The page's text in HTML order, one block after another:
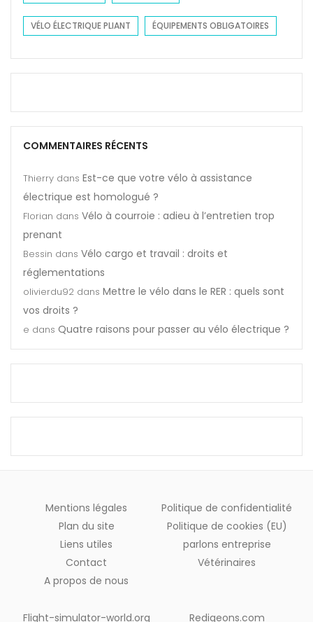
VÉLO ÉLECTRIQUE PLIANT ÉQUIPEMENTS OBLIGATOIRES
COMMENTAIRES RÉCENTS
Thierry dans Est-ce que votre vélo à assistance
électrique est homologué ?
Florian dans Vélo à courroie : adieu à l’entretien trop
prenant
Bessin dans Vélo cargo et travail : droits et
réglementations
olivierdu92 dans Mettre le vélo dans le RER : quels sont
vos droits ?
e dans Quatre raisons pour passer au vélo électrique ?
Mentions légales
Plan du site
Liens utiles
Contact
A propos de nous
Politique de confidentialité
Politique de cookies (EU)
parlons entreprise
Vétérinaires
Flight-simulator-world.org Redigeons.com